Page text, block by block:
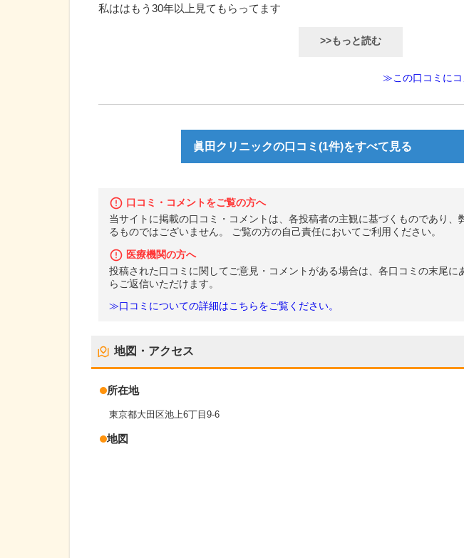
私ははもう30年以上見てもらってます
>>もっと読む
≫この口コミにコ
眞田クリニックの口コミ(1件)をすべて見る
口コミ・コメントをご覧の方へ
当サイトに掲載の口コミ・コメントは、各投稿者の主観に基づくものであり、
るものではございません。 ご覧の方の自己責任においてご利用ください。
医療機関の方へ
投稿された口コミに関してご意見・コメントがある場合は、各口コミの末尾に
らご返信いただけます。
≫口コミについての詳細はこちらをご覧ください。
地図・アクセス
所在地
東京都大田区池上6丁目9-6
地図